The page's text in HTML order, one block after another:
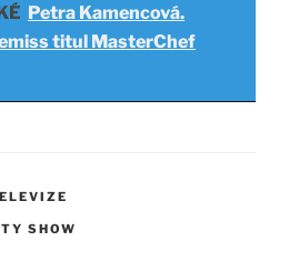
Petra Kamencová.
titul MasterChef
SHOW